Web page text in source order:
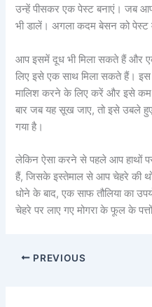
उन्हें पीसकर एक पेस्ट बनाएं। जब
भी डालें। अगला कदम बेसन को पेस्ट
आप इसमें दूध भी मिला सकते हैं और
लिए इसे एक साथ मिला सकते हैं।
मालिश करने के लिए करें और इसे
बार जब यह सूख जाए, तो इसे उबले
गया है।
लेकिन ऐसा करने से पहले आप हाथों
हैं, जिसके इस्तेमाल से आप चेहरे की
धोने के बाद, एक साफ तौलिया का
चेहरे पर लाए गए मोगरा के फूल के
PREVIOUS